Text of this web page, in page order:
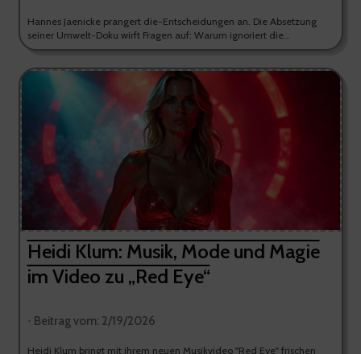
Hannes Jaenicke prangert die-Entscheidungen an. Die Absetzung
seiner Umwelt-Doku wirft Fragen auf: Warum ignoriert die...
Heidi Klum: Musik, Mode und Magie
im Video zu „Red Eye“
⋅ Beitrag vom: 2/19/2026
Heidi Klum bringt mit ihrem neuen Musikvideo "Red Eye" frischen